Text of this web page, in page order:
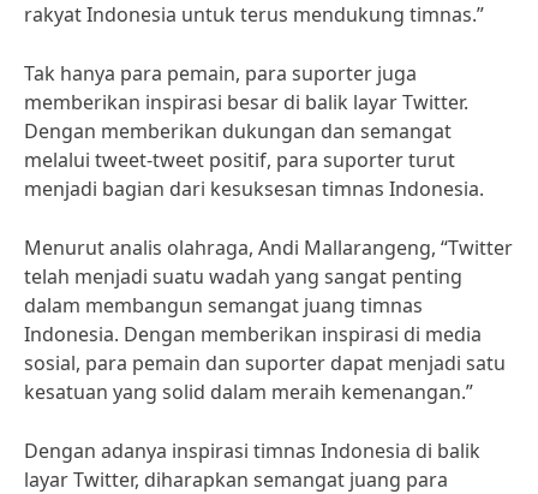
rakyat Indonesia untuk terus mendukung timnas.”
Tak hanya para pemain, para suporter juga
memberikan inspirasi besar di balik layar Twitter.
Dengan memberikan dukungan dan semangat
melalui tweet-tweet positif, para suporter turut
menjadi bagian dari kesuksesan timnas Indonesia.
Menurut analis olahraga, Andi Mallarangeng, “Twitter
telah menjadi suatu wadah yang sangat penting
dalam membangun semangat juang timnas
Indonesia. Dengan memberikan inspirasi di media
sosial, para pemain dan suporter dapat menjadi satu
kesatuan yang solid dalam meraih kemenangan.”
Dengan adanya inspirasi timnas Indonesia di balik
layar Twitter, diharapkan semangat juang para